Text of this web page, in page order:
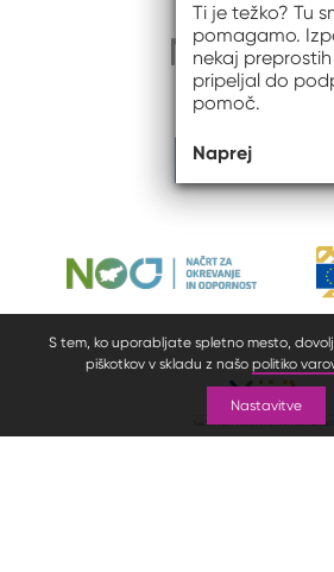
S tem, ko uporabljate spletno mesto,
piškotkov v skladu z našo politiko
Nastavitve
Ti je težko? Tu
pomagamo.
nekaj
pripeljal do
pomoč.
Naprej